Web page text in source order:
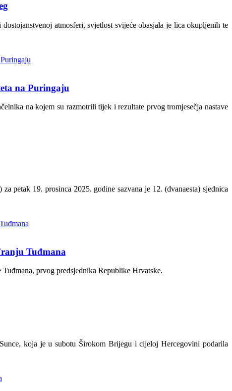
atmosferi, svjetlost svijeće obasjala je lica okupljenih te
na Puringaju
na kojem su razmotrili tijek i rezultate prvog tromjesečja nastave
petak 19. prosinca 2025. godine sazvana je 12. (dvanaesta) sjednica
Tuđmana
prvog predsjednika Republike Hrvatske.
koja je u subotu Širokom Brijegu i cijeloj Hercegovini podarila